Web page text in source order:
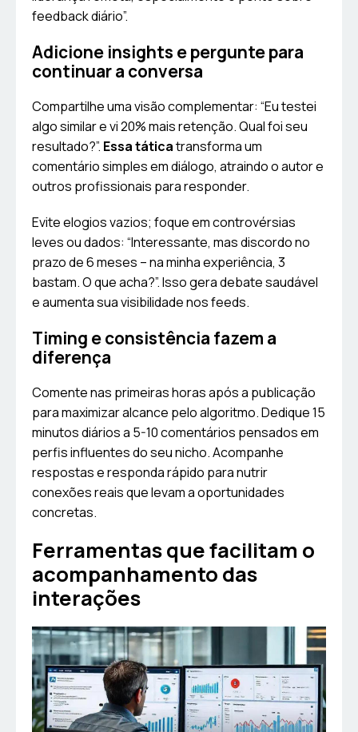
feedback diário”.
Adicione insights e pergunte para
continuar a conversa
Compartilhe uma visão complementar: “Eu testei
algo similar e vi 20% mais retenção. Qual foi seu
resultado?”. Essa táticatransforma um
comentário simples em diálogo, atraindo o autor e
outros profissionais para responder.
Evite elogios vazios; foque em controvérsias
leves ou dados: “Interessante, mas discordo no
prazo de 6 meses – na minha experiência, 3
bastam. O que acha?”. Isso gera debate saudável
e aumenta sua visibilidade nos feeds.
Timing e consistência fazem a
diferença
Comente nas primeiras horas após a publicação
para maximizar alcance pelo algoritmo. Dedique 15
minutos diários a 5-10 comentários pensados em
perfis influentes do seu nicho. Acompanhe
respostas e responda rápido para nutrir
conexões reais que levam a oportunidades
concretas.
Ferramentas que facilitam o
acompanhamento das
interações